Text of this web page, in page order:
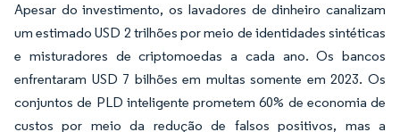
Apesar do investimento, os lavadores de dinheiro canalizam
um estimado USD 2 trilhões por meio de identidades sintéticas
e misturadores de criptomoedas a cada ano. Os bancos
enfrentaram USD 7 bilhões em multas somente em 2023. Os
conjuntos de PLD inteligente prometem 60% de economia de
custos por meio da redução de falsos positivos, mas a